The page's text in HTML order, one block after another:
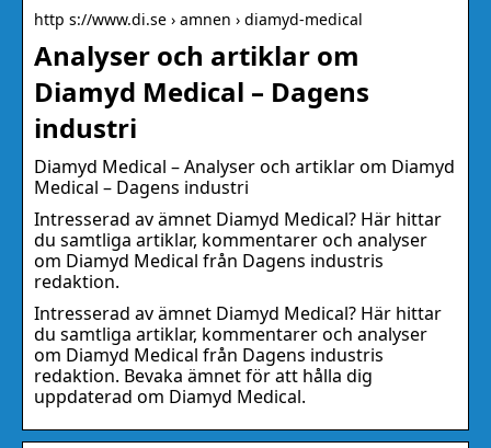
http s://www.di.se › amnen › diamyd-medical
Analyser och artiklar om
Diamyd Medical – Dagens
industri
Diamyd Medical – Analyser och artiklar om Diamyd
Medical – Dagens industri
Intresserad av ämnet Diamyd Medical? Här hittar
du samtliga artiklar, kommentarer och analyser
om Diamyd Medical från Dagens industris
redaktion.
Intresserad av ämnet Diamyd Medical? Här hittar
du samtliga artiklar, kommentarer och analyser
om Diamyd Medical från Dagens industris
redaktion. Bevaka ämnet för att hålla dig
uppdaterad om Diamyd Medical.